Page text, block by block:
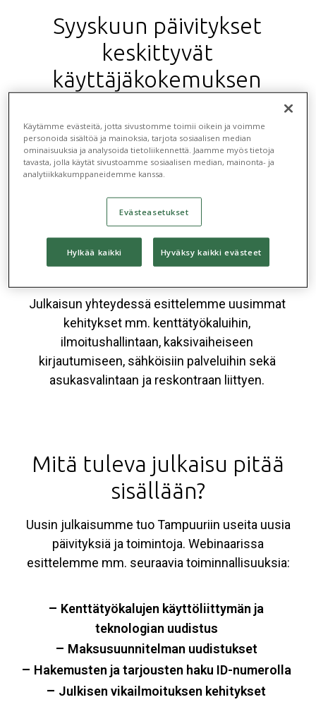
Syyskuun päivitykset
keskittyvät
käyttäjäkokemuksen
Tampuurin seuraava päivityskokonaisuus
Syyskuu ´26julkaistaan asiakkaidemme käyttöön
syyskuun alkupuolella.
pääteemana toimiikäyttäjäkokemuksen
nostaminen uudelle tasolle
julkaisussa järjestelmään tuodaan useita uusia
parannuksia ja toiminnallisuuksia, joilla pyrimme
Julkaisun yhteydessä esittelemme uusimmat
kehitykset mm. kenttätyökaluihin,
ilmoitushallintaan, kaksivaiheiseen
kirjautumiseen, sähköisiin palveluihin sekä
asukasvalintaan ja reskontraan liittyen.
Mitä tuleva julkaisu pitää
sisällään?
Uusin julkaisumme tuo Tampuuriin useita uusia
päivityksiä ja toimintoja. Webinaarissa
esittelemme mm. seuraavia toiminnallisuuksia:
– Kenttätyökalujen käyttöliittymän ja
teknologian uudistus
– Maksusuunnitelman uudistukset
– Hakemusten ja tarjousten haku ID-numerolla
– Julkisen vikailmoituksen kehitykset
Käytämme evästeitä, jotta sivustomme toimii oikein ja voimme
personoida sisältöä ja mainoksia, tarjota sosiaalisen median
ominaisuuksia ja analysoida tietoliikennettä. Jaamme myös tietoja
tavasta, jolla käytät sivustoamme sosiaalisen median, mainonta- ja
analytiikkakumppaneidemme kanssa.
Evästeasetukset
Hylkää kaikki Hyväksy kaikki evästeet